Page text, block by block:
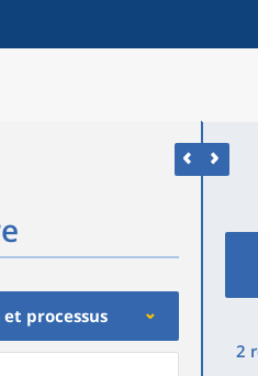
processus
2